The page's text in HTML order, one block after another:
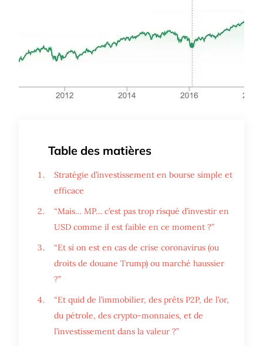
Table des matières
Stratégie d’investissement en bourse simple et
efficace
“Mais… MP… c’est pas trop risqué d’investir en
USD comme il est faible en ce moment ?”
“Et si on est en cas de crise coronavirus (ou
droits de douane Trump) ou marché haussier
?”
“Et quid de l’immobilier, des prêts P2P, de l’or,
du pétrole, des crypto-monnaies, et de
l’investissement dans la valeur ?”